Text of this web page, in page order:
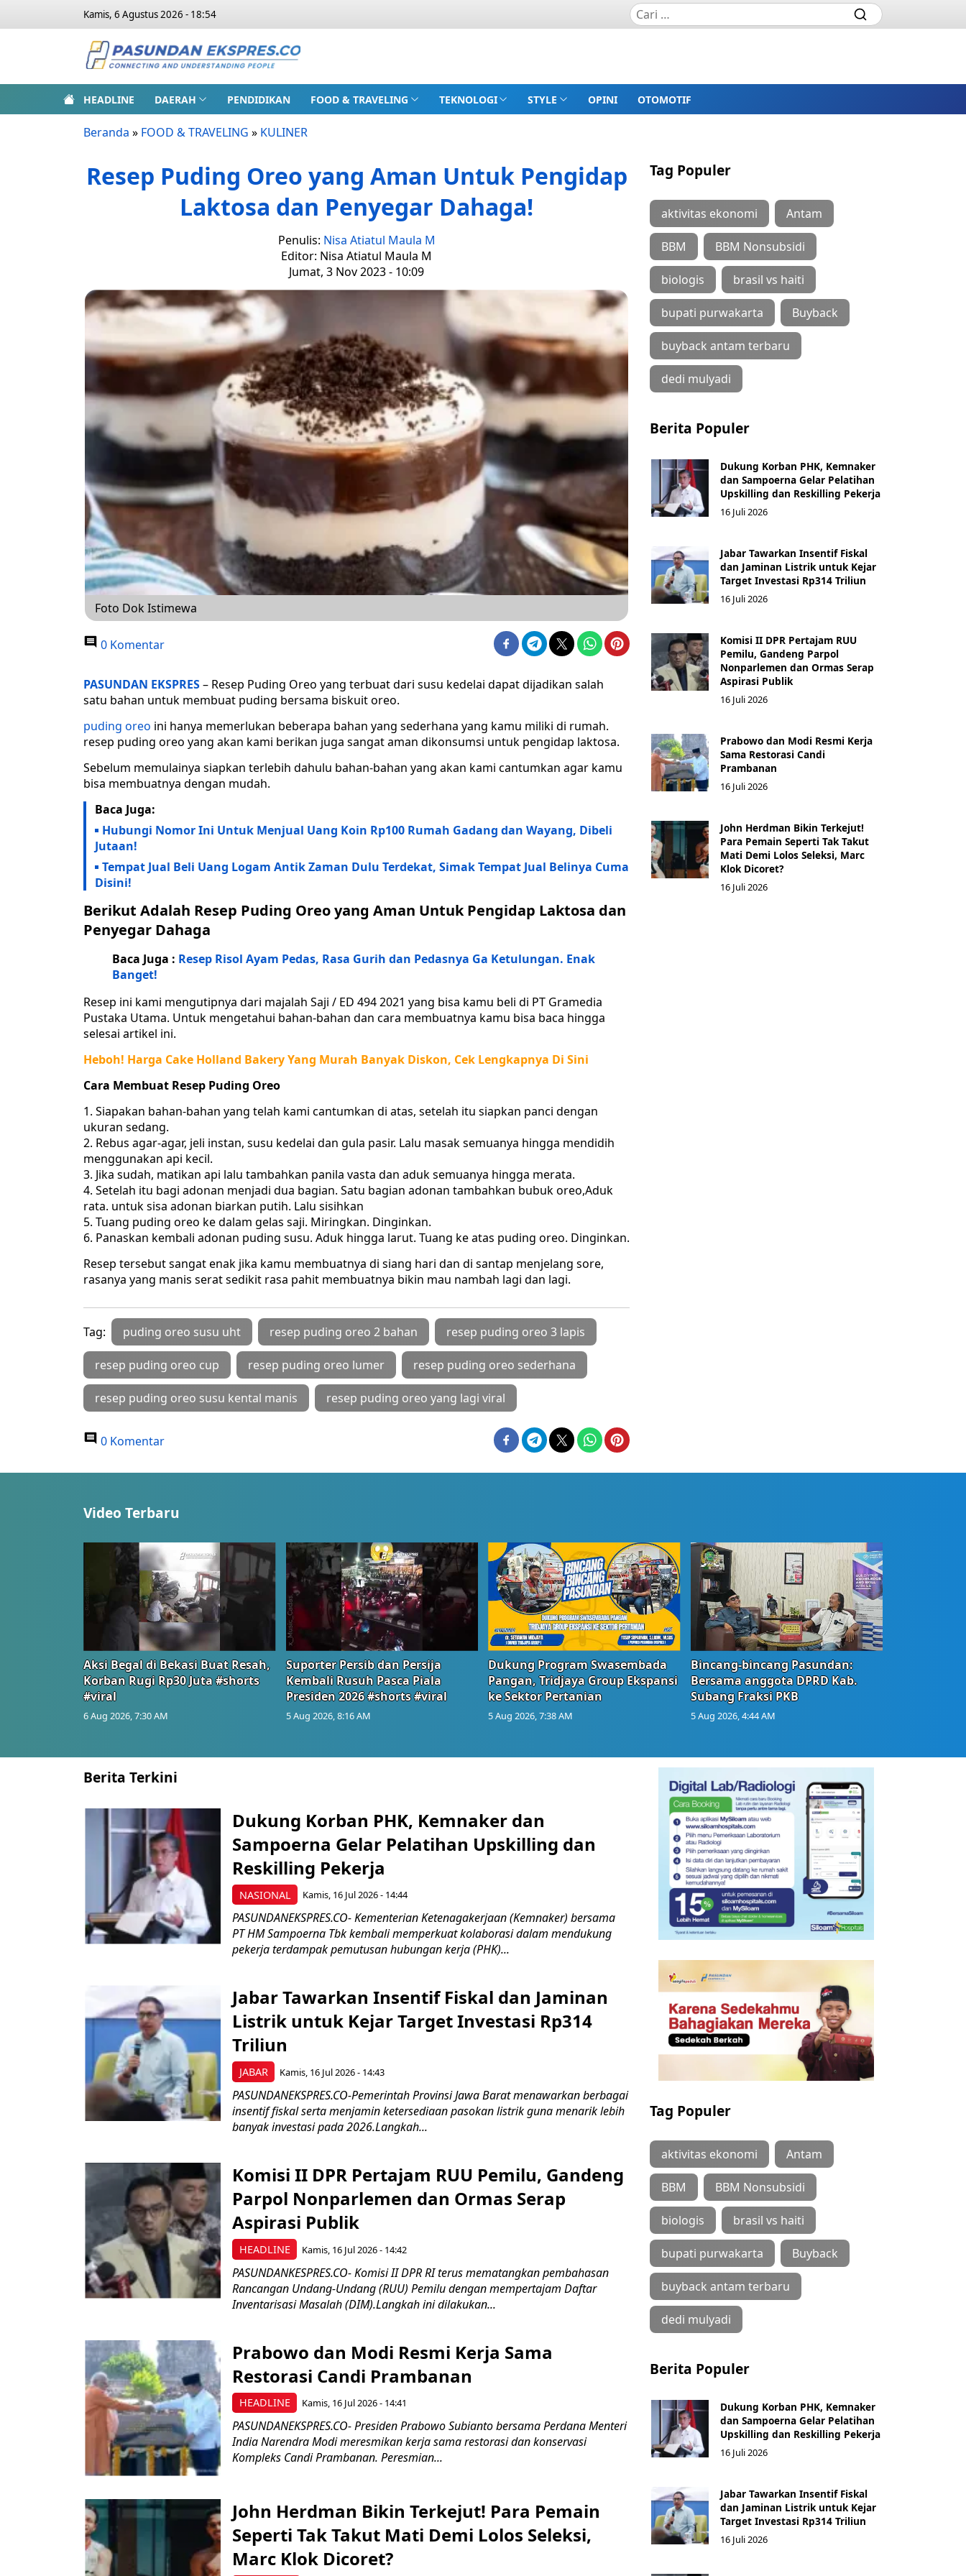
Kamis, 6 Agustus 2026 - 18:54
HEADLINE DAERAH PENDIDIKAN FOOD & TRAVELING TEKNOLOGI STYLE OPINI OTOMOTIF
Beranda » FOOD & TRAVELING » KULINER
Resep Puding Oreo yang Aman Untuk Pengidap
Laktosa dan Penyegar Dahaga!
Penulis: Nisa Atiatul Maula M
Editor: Nisa Atiatul Maula M
Jumat, 3 Nov 2023 - 10:09
Foto Dok Istimewa
0 Komentar
PASUNDAN EKSPRES– Resep Puding Oreo yang terbuat dari susu kedelai dapat dijadikan salah
satu bahan untuk membuat puding bersama biskuit oreo.
puding oreo ini hanya memerlukan beberapa bahan yang sederhana yang kamu miliki di rumah.
resep puding oreo yang akan kami berikan juga sangat aman dikonsumsi untuk pengidap laktosa.
Sebelum memulainya siapkan terlebih dahulu bahan-bahan yang akan kami cantumkan agar kamu
bisa membuatnya dengan mudah.
Baca Juga:
Hubungi Nomor Ini Untuk Menjual Uang Koin Rp100 Rumah Gadang dan Wayang, Dibeli
Jutaan!
Tempat Jual Beli Uang Logam Antik Zaman Dulu Terdekat, Simak Tempat Jual Belinya Cuma
Disini!
Berikut Adalah Resep Puding Oreo yang Aman Untuk Pengidap Laktosa dan
Penyegar Dahaga
Baca Juga : Resep Risol Ayam Pedas, Rasa Gurih dan Pedasnya Ga Ketulungan. Enak
Banget!
Resep ini kami mengutipnya dari majalah Saji / ED 494 2021 yang bisa kamu beli di PT Gramedia
Pustaka Utama. Untuk mengetahui bahan-bahan dan cara membuatnya kamu bisa baca hingga
selesai artikel ini.
Heboh! Harga Cake Holland Bakery Yang Murah Banyak Diskon, Cek Lengkapnya Di Sini
Cara Membuat Resep Puding Oreo
Siapakan bahan-bahan yang telah kami cantumkan di atas, setelah itu siapkan panci dengan
ukuran sedang.
Rebus agar-agar, jeli instan, susu kedelai dan gula pasir. Lalu masak semuanya hingga mendidih
menggunakan api kecil.
Jika sudah, matikan api lalu tambahkan panila vasta dan aduk semuanya hingga merata.
Setelah itu bagi adonan menjadi dua bagian. Satu bagian adonan tambahkan bubuk oreo,Aduk
rata. untuk sisa adonan biarkan putih. Lalu sisihkan
Tuang puding oreo ke dalam gelas saji. Miringkan. Dinginkan.
Panaskan kembali adonan puding susu. Aduk hingga larut. Tuang ke atas puding oreo. Dinginkan.
Resep tersebut sangat enak jika kamu membuatnya di siang hari dan di santap menjelang sore,
rasanya yang manis serat sedikit rasa pahit membuatnya bikin mau nambah lagi dan lagi.
Tag: puding oreo susu uht resep puding oreo 2 bahan resep puding oreo 3 lapis
resep puding oreo cup resep puding oreo lumer resep puding oreo sederhana
resep puding oreo susu kental manis resep puding oreo yang lagi viral
0 Komentar
Tag Populer
aktivitas ekonomi Antam
BBM BBM Nonsubsidi
biologis brasil vs haiti
bupati purwakarta Buyback
buyback antam terbaru
dedi mulyadi
Berita Populer
Dukung Korban PHK, Kemnaker
dan Sampoerna Gelar Pelatihan
Upskilling dan Reskilling Pekerja
16 Juli 2026
Jabar Tawarkan Insentif Fiskal
dan Jaminan Listrik untuk Kejar
Target Investasi Rp314 Triliun
16 Juli 2026
Komisi II DPR Pertajam RUU
Pemilu, Gandeng Parpol
Nonparlemen dan Ormas Serap
Aspirasi Publik
16 Juli 2026
Prabowo dan Modi Resmi Kerja
Sama Restorasi Candi
Prambanan
16 Juli 2026
John Herdman Bikin Terkejut!
Para Pemain Seperti Tak Takut
Mati Demi Lolos Seleksi, Marc
Klok Dicoret?
16 Juli 2026
Video Terbaru
Aksi Begal di Bekasi Buat Resah,
Korban Rugi Rp30 Juta #shorts
#viral
6 Aug 2026, 7:30 AM
Suporter Persib dan Persija
Kembali Rusuh Pasca Piala
Presiden 2026 #shorts #viral
5 Aug 2026, 8:16 AM
Dukung Program Swasembada
Pangan, Tridjaya Group Ekspansi
ke Sektor Pertanian
5 Aug 2026, 7:38 AM
Bincang-bincang Pasundan:
Bersama anggota DPRD Kab.
Subang Fraksi PKB
5 Aug 2026, 4:44 AM
Berita Terkini
NASIONAL
Dukung Korban PHK, Kemnaker dan
Sampoerna Gelar Pelatihan Upskilling dan
Reskilling Pekerja
Kamis, 16 Jul 2026 - 14:44
PASUNDANEKSPRES.CO- Kementerian Ketenagakerjaan (Kemnaker) bersama
PT HM Sampoerna Tbk kembali memperkuat kolaborasi dalam mendukung
pekerja terdampak pemutusan hubungan kerja (PHK)...
JABAR
Jabar Tawarkan Insentif Fiskal dan Jaminan
Listrik untuk Kejar Target Investasi Rp314
Triliun
Kamis, 16 Jul 2026 - 14:43
PASUNDANEKSPRES.CO-Pemerintah Provinsi Jawa Barat menawarkan berbagai
insentif fiskal serta menjamin ketersediaan pasokan listrik guna menarik lebih
banyak investasi pada 2026.Langkah...
HEADLINE
Komisi II DPR Pertajam RUU Pemilu, Gandeng
Parpol Nonparlemen dan Ormas Serap
Aspirasi Publik
Kamis, 16 Jul 2026 - 14:42
PASUNDANKESPRES.CO- Komisi II DPR RI terus mematangkan pembahasan
Rancangan Undang-Undang (RUU) Pemilu dengan mempertajam Daftar
Inventarisasi Masalah (DIM).Langkah ini dilakukan...
HEADLINE
Prabowo dan Modi Resmi Kerja Sama
Restorasi Candi Prambanan
Kamis, 16 Jul 2026 - 14:41
PASUNDANEKSPRES.CO- Presiden Prabowo Subianto bersama Perdana Menteri
India Narendra Modi meresmikan kerja sama restorasi dan konservasi
Kompleks Candi Prambanan. Peresmian...
John Herdman Bikin Terkejut! Para Pemain
Seperti Tak Takut Mati Demi Lolos Seleksi,
Marc Klok Dicoret?
Tag Populer
aktivitas ekonomi Antam
BBM BBM Nonsubsidi
biologis brasil vs haiti
bupati purwakarta Buyback
buyback antam terbaru
dedi mulyadi
Berita Populer
Dukung Korban PHK, Kemnaker
dan Sampoerna Gelar Pelatihan
Upskilling dan Reskilling Pekerja
16 Juli 2026
Jabar Tawarkan Insentif Fiskal
dan Jaminan Listrik untuk Kejar
Target Investasi Rp314 Triliun
16 Juli 2026